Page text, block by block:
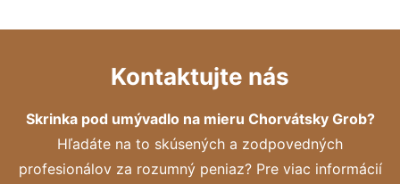
Kontaktujte nás
Skrinka pod umývadlo na mieru Chorvátsky Grob?
Hľadáte na to skúsených a zodpovedných
profesionálov za rozumný peniaz? Pre viac informácií